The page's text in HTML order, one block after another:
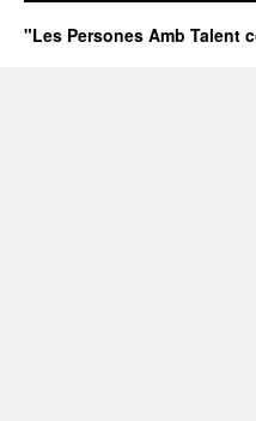
"Les Persones Amb Talent